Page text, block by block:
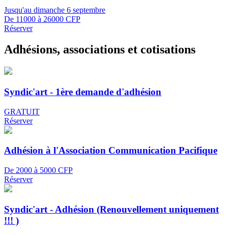
Jusqu'au dimanche 6 septembre
De 11000 à 26000 CFP
Réserver
Adhésions, associations et cotisations
Syndic'art - 1ère demande d'adhésion
GRATUIT
Réserver
Adhésion à l'Association Communication Pacifique
De 2000 à 5000 CFP
Réserver
Syndic'art - Adhésion (Renouvellement uniquement
!!! )